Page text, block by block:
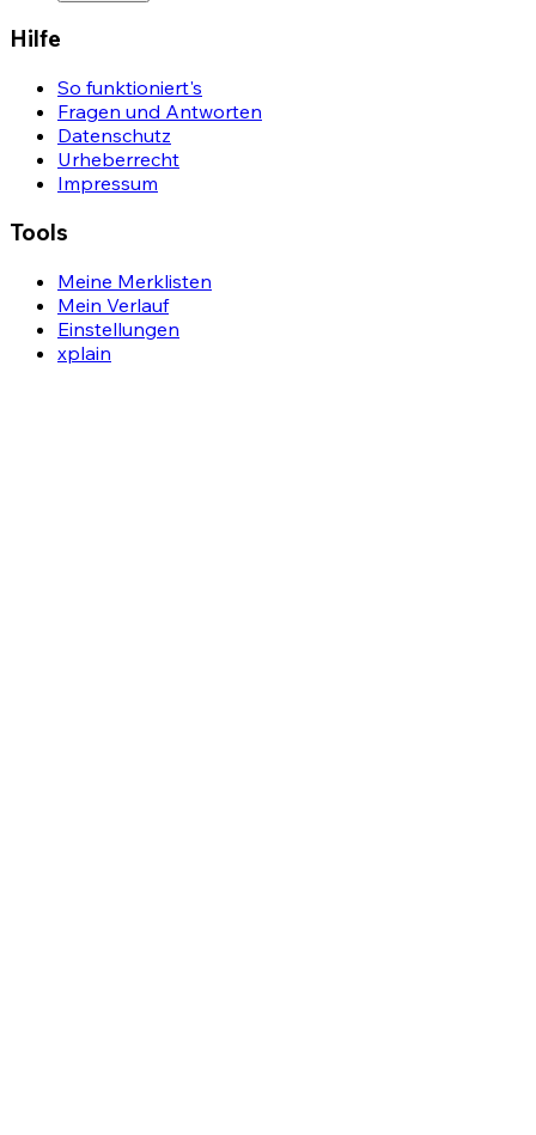
Hilfe
So funktioniert's
Fragen und Antworten
Datenschutz
Urheberrecht
Impressum
Tools
Meine Merklisten
Mein Verlauf
Einstellungen
xplain